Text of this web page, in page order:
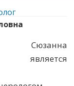
Сюзанна
является